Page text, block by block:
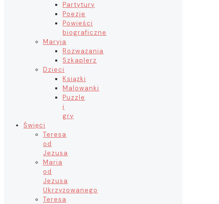
Partytury
Poezje
Powieści
biograficzne
Maryja
Rozważania
Szkaplerz
Dzieci
Książki
Malowanki
Puzzle
i
gry
Święci
Teresa
od
Jezusa
Maria
od
Jezusa
Ukrzyżowanego
Teresa